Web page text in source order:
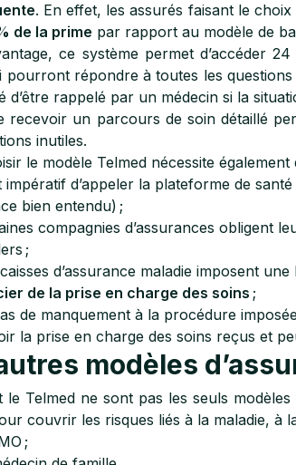
. En effet, les assurés faisant le
de la prime par rapport au modèle de
ce système permet d’accéder
pourront répondre à toutes les
d’être rappelé par un médecin si la
recevoir un parcours de soin détaillé
inutiles.
le modèle Telmed nécessite
impératif d’appeler la plateforme de
bien entendu) ;
compagnies d’assurances obligent
;
d’assurance maladie imposent
de la prise en charge des soins ;
de manquement à la procédure
la prise en charge des soins reçus et
modèles
le Telmed ne sont pas les seuls
couvrir les risques liés à la maladie, à
;